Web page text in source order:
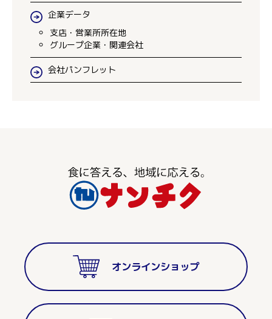
企業データ
支店・営業所所在地
グループ企業・関連会社
会社パンフレット
オンラインショップ